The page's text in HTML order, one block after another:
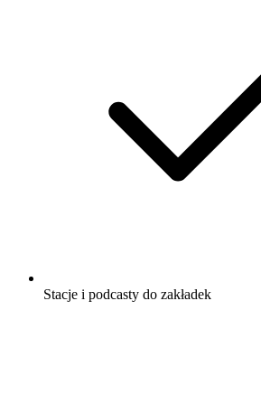
Stacje i podcasty do zakładek